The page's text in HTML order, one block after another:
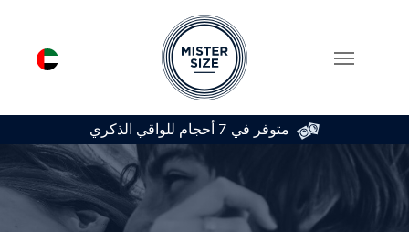
Skip to main content
متوفر في 7 أحجام للواقي الذكري